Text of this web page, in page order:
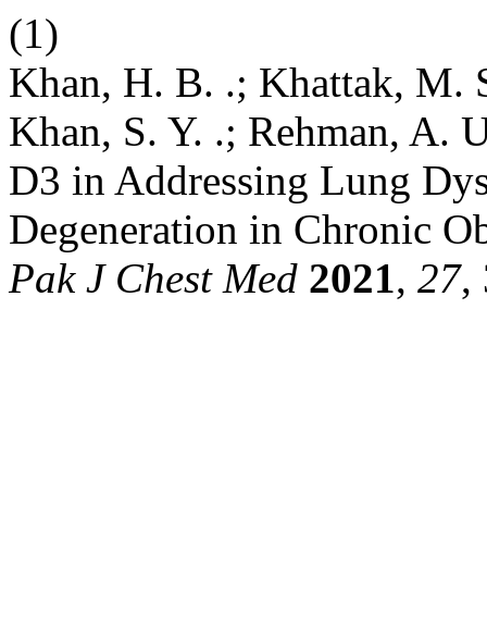
(1)
Khan, H. B. .; Khattak, M.
Khan, S. Y. .; Rehman, A.
D3 in Addressing Lung
Degeneration in Chronic
Pak J Chest Med 2021, 27,